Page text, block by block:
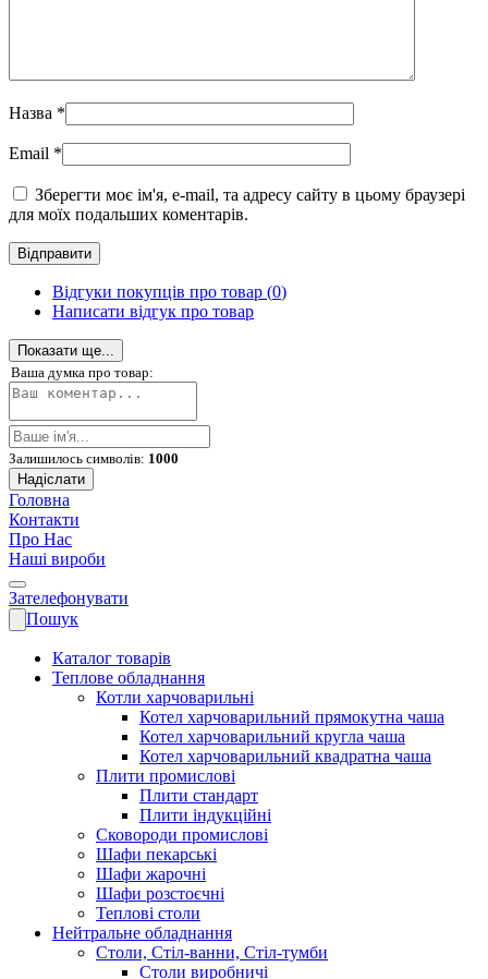
Назва *
Email *
Зберегти моє ім'я, e-mail, та адресу сайту в цьому браузері
для моїх подальших коментарів.
Відгуки покупців про товар (0)
Написати відгук про товар
Показати ще...
Ваша думка про товар:
Залишилось символів: 1000
Надіслати
Головна
Контакти
Про Нас
Наші вироби
Зателефонувати
Пошук
Каталог товарів
Теплове обладнання
Котли харчоварильні
Котел харчоварильний прямокутна чаша
Котел харчоварильний кругла чаша
Котел харчоварильний квадратна чаша
Плити промислові
Плити стандарт
Плити індукційні
Сковороди промислові
Шафи пекарські
Шафи жарочні
Шафи розстоєчні
Теплові столи
Нейтральне обладнання
Столи, Стіл-ванни, Стіл-тумби
Столи виробничі